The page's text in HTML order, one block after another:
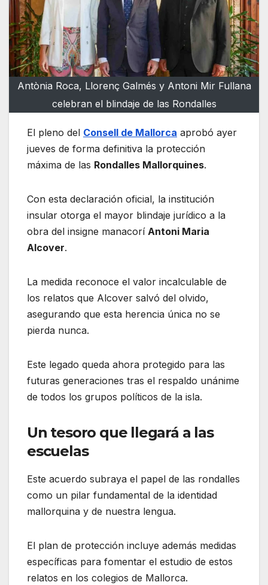
Antònia Roca, Llorenç Galmés y Antoni Mir Fullana
celebran el blindaje de las Rondalles
El pleno del Consell de Mallorca aprobó ayer
jueves de forma definitiva la protección
máxima de las Rondalles Mallorquines.
Con esta declaración oficial, la institución
insular otorga el mayor blindaje jurídico a la
obra del insigne manacorí Antoni Maria
Alcover.
La medida reconoce el valor incalculable de
los relatos que Alcover salvó del olvido,
asegurando que esta herencia única no se
pierda nunca.
Este legado queda ahora protegido para las
futuras generaciones tras el respaldo unánime
de todos los grupos políticos de la isla.
Un tesoro que llegará a las
escuelas
Este acuerdo subraya el papel de las rondalles
como un pilar fundamental de la identidad
mallorquina y de nuestra lengua.
El plan de protección incluye además medidas
específicas para fomentar el estudio de estos
relatos en los colegios de Mallorca.